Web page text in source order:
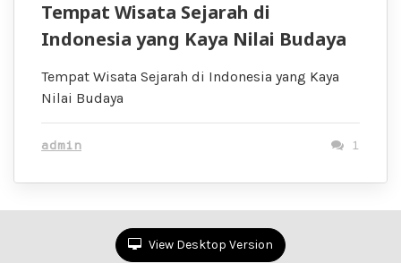
Tempat Wisata Sejarah di
Indonesia yang Kaya Nilai Budaya
Tempat Wisata Sejarah di Indonesia yang Kaya
Nilai Budaya
admin 1
View Desktop Version